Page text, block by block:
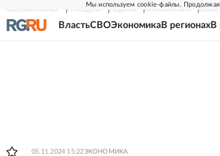
Мы используем cookie-файлы. Продолжая
СВЕЖИЙ НОМЕР РГ-НЕДЕЛЯ РОДИНА ПРИЛОЖЕНИЯ СОЮЗ
ВластьСВОЭкономикаВ регионахВ
05.11.2024 15:22ЭКОНОМИКА